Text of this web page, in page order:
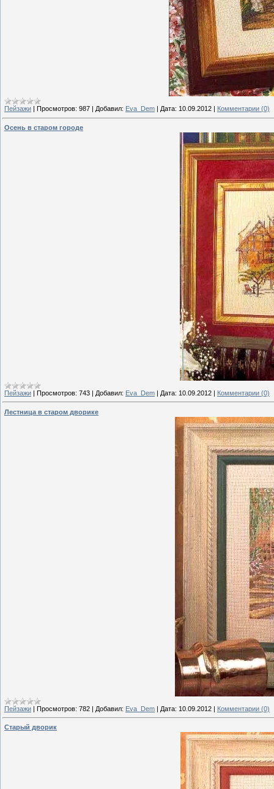
Пейзажи Просмотров: 987 Добавил: Eva_Dem Дата: 10.09.2012 Комментарии (0)
Осень в старом городе
Пейзажи | Просмотров: 743 | Добавил: Eva_Dem | Дата: 10.09.2012 | Комментарии (0)
Лестница в старом дворике
Пейзажи | Просмотров: 782 | Добавил: Eva_Dem | Дата: 10.09.2012 | Комментарии (0)
Старый дворик